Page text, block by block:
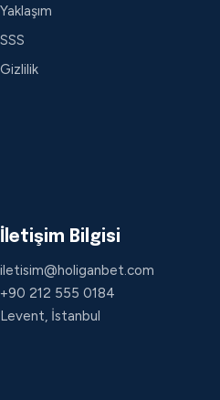
Yaklaşım
SSS
Gizlilik
İletişim Bilgisi
iletisim@holiganbet.com
+90 212 555 0184
Levent, İstanbul